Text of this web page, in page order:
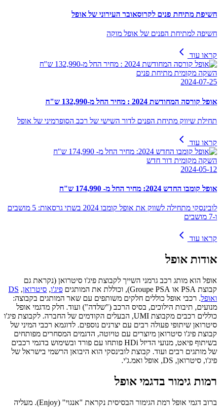
חשיפת מתיחת פנים לקרוסאובר העירוני של אופל
חשיפה למתיחת הפנים של אופל מוקה
קראו עוד
השקה מקומית מתיחת פנים
2024-07-25
אופל קורסה המחודשת 2024 : מחיר החל מ-132,990 ש"ח
תחילת שיווק מתיחת הפנים לדור השישי של רכב הסופרמיני של אופל
קראו עוד
השקה מקומית דור חדש
2024-05-12
אופל קומבו החדש 2024: מחיר החל מ- 174,990 ש"ח
לובינסקי מתחילה לשווק את אופל קומבו 2024 בשתי גרסאות: 5 מושבים
ו-7 מושבים
קראו עוד
אודות אופל
אופל הוא מותג רכב גרמני השייך לקבוצת פיג'ו סיטרואן (נקראת גם
קבוצת PSA או Groupe PSA), וכוללת את המותגים
פיג'ו, סיטרואן,
DS
ואופל. רכבי אופל כוללים חלקים משותפים עם שאר המותגים בקבוצה:
מנועים, תיבות הילוכים, בסיס הרכב ("שלדה") ועוד. חלק מדגמי אופל
כוללים רכבים מקבוצת UMI, הבעלים הקודמים של החברה. לקבוצת פיג'ו
סיטרואן שיתופי פעולה רבים עם יצרנים נוספים. לדוגמא רכבי המיני של
קבוצת פיג'ו סיטרואן מיוצרים עם טויוטה, הדגמים המסחרים מפותחים
בשיתוף פיאט, מנועי הדיזל HDi פותחו עם פורד ובשימוש בדגמי רכבים
של מותגים רבים ועוד. קבוצת לובינסקי הוא היבואן הרשמי בישראל של
פיג'ו, סיטרואן, DS, אופל ואמ.ג'י.
רמות גימור בדגמי אופל
ברוב דגמי אופל רמת הגימור הבסיסית נקראת "אנגוי" (Enjoy). מעליה